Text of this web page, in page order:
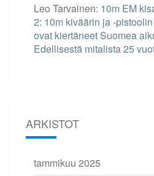
Leo Tarvainen: 10m EM
2: 10m kiväärin ja -
ovat kiertäneet Suomea
Edellisestä mitalista 25
ARKISTOT
tammikuu 2025